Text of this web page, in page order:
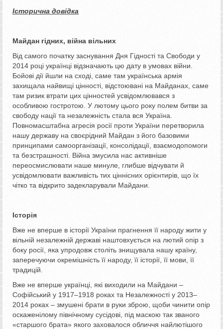
Історична довідка
Майдан гідних, війна вільних
Від самого початку заснування Дня Гідності та Свободи у
2014 році українці відзначають цю дату в умовах війни.
Бойові дії йшли на сході, саме там українська армія
захищала найвищі цінності, відстоювані на Майданах, саме
там ризик втрати цих цінностей усвідомлювався з
особливою гостротою. У лютому цього року полем битви за
свободу нації та незалежність стала вся Україна.
Повномасштабна агресія росії проти України перетворила
нашу державу на своєрідний Майдан з його базовими
принципами самоорганізації, консолідації, взаємодопомоги
та безстрашності. Війна змусила нас активніше
переосмислювати наше минуле, глибше відчувати й
усвідомлювати важливість тих ціннісних орієнтирів, що їх
чітко та відкрито задекларували Майдани.
Історія
Вже не вперше в історії України прагнення її народу жити у
вільній незалежній державі наштовхується на лютий опір з
боку росії, яка упродовж століть знищувала нашу країну,
заперечуючи окремішність її народу, її історії, її мови, її
традицій.
Вже не вперше українці, які виходили на Майдани –
Софійський у 1917–1918 роках та Незалежності у 2013–
2014 роках – змушені брати в руки зброю, щоби чинити опір
оскаженілому північному сусідові, під маскою так званого
«старшого брата» якого заховалося обличчя найлютішого